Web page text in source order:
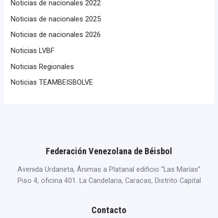
Noticias de nacionales 2022
Noticias de nacionales 2025
Noticias de nacionales 2026
Noticias LVBF
Noticias Regionales
Noticias TEAMBEISBOLVE
Federación Venezolana de Béisbol
Avenida Urdaneta, Ánimas a Platanal edificio “Las Marías”
Piso 4, oficina 401. La Candelaria, Caracas, Distrito Capital
Contacto